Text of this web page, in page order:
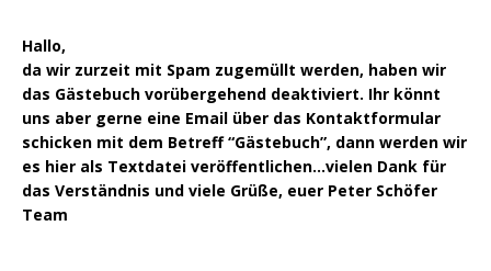
Hallo,
da wir zurzeit mit Spam zugemüllt werden, haben wir
das Gästebuch vorübergehend deaktiviert. Ihr könnt
uns aber gerne eine Email über das Kontaktformular
schicken mit dem Betreff “Gästebuch”, dann werden wir
es hier als Textdatei veröffentlichen…vielen Dank für
das Verständnis und viele Grüße, euer Peter Schöfer
Team